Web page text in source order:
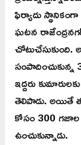
ఫిర్యాదు
ఘటన
చోటుచేసుకుంది.
ఇద్దరు
తెలిపాడు. అయితే
కోసం 300 గజాల
ఉంచుకున్నాడు.